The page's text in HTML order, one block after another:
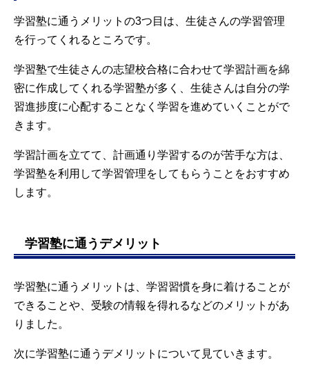
学習塾に通うメリットの3つ目は、生徒さんの学習管理
を行ってくれるところです。
学習塾で生徒さんの志望校合格に合わせて学習計画を綿
密に作成してくれる学習塾が多く、生徒さんは自分の学
習進捗度に心配することなく学習を進めていくことがで
きます。
学習計画を立てて、計画通り学習するのが苦手な方は、
学習塾を利用して学習管理をしてもらうことをおすすめ
します。
学習塾に通うデメリット
学習塾に通うメリットは、学習習慣を身に着けることが
できることや、受験の情報を得れるなどのメリットがあ
りました。
次に学習塾に通うデメリットについて見ていきます。